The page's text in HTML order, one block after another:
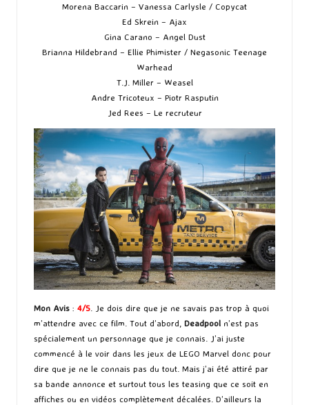
Morena Baccarin – Vanessa Carlysle / Copycat
Ed Skrein – Ajax
Gina Carano – Angel Dust
Brianna Hildebrand – Ellie Phimister / Negasonic Teenage
Warhead
T.J. Miller – Weasel
Andre Tricoteux – Piotr Rasputin
Jed Rees – Le recruteur
Mon Avis : 4/5 . Je dois dire que je ne savais pas trop à quoi
m’attendre avec ce film. Tout d’abord, Deadpool n’est pas
spécialement un personnage que je connais. J’ai juste
commencé à le voir dans les jeux de LEGO Marvel donc pour
dire que je ne le connais pas du tout. Mais j’ai été attiré par
sa bande annonce et surtout tous les teasing que ce soit en
affiches ou en vidéos complètement décalées. D’ailleurs la